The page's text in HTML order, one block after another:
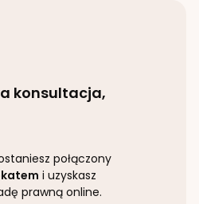
konsultacja,
połączony
i uzyskasz
prawną online.